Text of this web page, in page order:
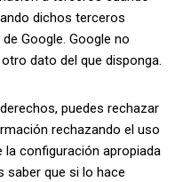
dichos terceros
Google. Google no
dato del que disponga.
puedes rechazar
rechazando el uso
configuración apropiada
saber que si lo hace